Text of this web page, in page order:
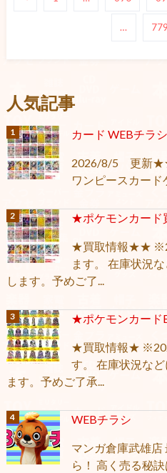
… 779
人気記事
カード WEBチラシ
2026/8/5 更新
ワンピースカー
★ポケモンカー
★買取情報★★
ます。 在庫状況
します。予めご了...
★ポケモンカー
★買取情報★
す。 在庫状況な
ます。予めご了承...
WEBチラシ
マンガ倉庫武雄店
ら！ 高く売る秘